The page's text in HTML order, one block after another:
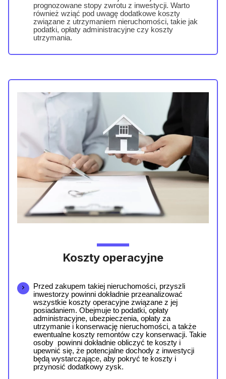
prognozowane stopy zwrotu z inwestycji. Warto
również wziąć pod uwagę dodatkowe koszty
związane z utrzymaniem nieruchomości, takie jak
podatki, opłaty administracyjne czy koszty
utrzymania.
Koszty operacyjne
Przed zakupem takiej nieruchomości, przyszli
inwestorzy powinni dokładnie przeanalizować
wszystkie koszty operacyjne związane z jej
posiadaniem. Obejmuje to podatki, opłaty
administracyjne, ubezpieczenia, opłaty za
utrzymanie i konserwację nieruchomości, a także
ewentualne koszty remontów czy konserwacji. Takie
osoby  powinni dokładnie obliczyć te koszty i
upewnić się, że potencjalne dochody z inwestycji
będą wystarczające, aby pokryć te koszty i
przynosić dodatkowy zysk.